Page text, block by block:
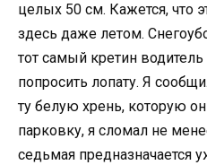
целых 50 см. Кажется, что
здесь даже летом.
тот самый кретин
попросить лопату. Я
ту белую хрень, которую
парковку, я сломал не
седьмая предназначается